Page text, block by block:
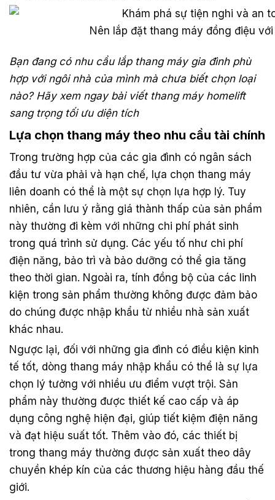
Nên lắp đặt thang máy đồng điệu
Bạn đang có nhu cầu lắp thang máy gia đình phù
hợp với ngôi nhà của mình mà chưa biết chọn loại
nào? Hãy xem ngay bài viết thang máy homelift
sang trọng tối ưu diện tích
Lựa chọn thang máy theo nhu cầu tài chính
Trong trường hợp của các gia đình có ngân sách
đầu tư vừa phải và hạn chế, lựa chọn thang máy
liên doanh có thể là một sự chọn lựa hợp lý. Tuy
nhiên, cần lưu ý rằng giá thành thấp của sản phẩm
này thường đi kèm với những chi phí phát sinh
trong quá trình sử dụng. Các yếu tố như chi phí
điện năng, bảo trì và bảo dưỡng có thể gia tăng
theo thời gian. Ngoài ra, tính đồng bộ của các linh
kiện trong sản phẩm thường không được đảm bảo
do chúng được nhập khẩu từ nhiều nhà sản xuất
khác nhau.
Ngược lại, đối với những gia đình có điều kiện kinh
tế tốt, dòng thang máy nhập khẩu có thể là sự lựa
chọn lý tưởng với nhiều ưu điểm vượt trội. Sản
phẩm này thường được thiết kế cao cấp và áp
dụng công nghệ hiện đại, giúp tiết kiệm điện năng
và đạt hiệu suất tốt. Thêm vào đó, các thiết bị
trong thang máy thường được sản xuất theo dây
chuyền khép kín của các thương hiệu hàng đầu thế
giới.